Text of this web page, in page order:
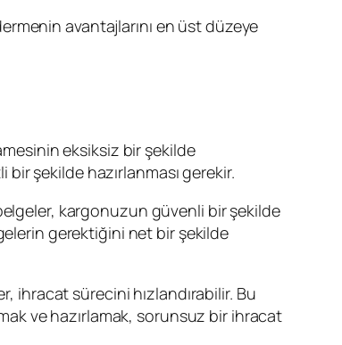
avantajlarını en üst düzeye
eksiksiz bir şekilde
şekilde hazırlanması gerekir.
kargonuzun güvenli bir şekilde
gerektiğini net bir şekilde
ihracat sürecini hızlandırabilir. Bu
ve hazırlamak, sorunsuz bir ihracat